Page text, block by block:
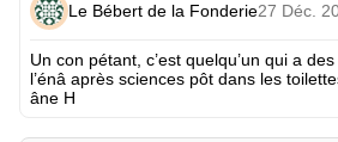
Le Bébert de la Fonderie27 Déc.
Un con pétant, c’est quelqu’un qui a
l’énâ après sciences pôt dans les
âne H